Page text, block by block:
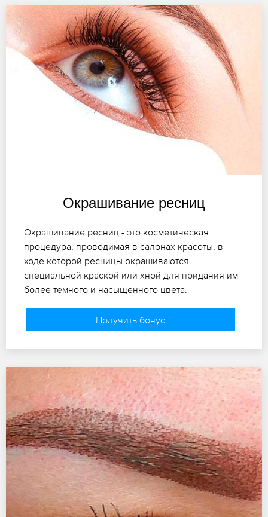
Окрашивание ресниц
Окрашивание ресниц - это косметическая
процедура, проводимая в салонах красоты, в
ходе которой ресницы окрашиваются
специальной краской или хной для придания им
более темного и насыщенного цвета.
Получить бонус